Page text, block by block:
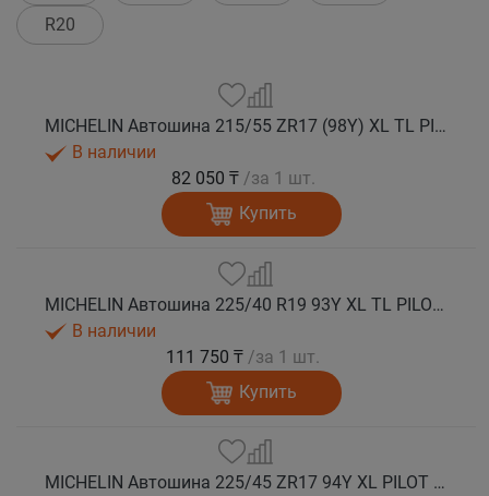
R20
MICHELIN Автошина 215/55 ZR17 (98Y) XL TL PILOT SPORT 5 лето
В наличии
82 050 ₸ /за 1 шт.
Купить
MICHELIN Автошина 225/40 R19 93Y XL TL PILOT SPORT 5 * лето
В наличии
111 750 ₸ /за 1 шт.
Купить
MICHELIN Автошина 225/45 ZR17 94Y XL PILOT SPORT 5 лето